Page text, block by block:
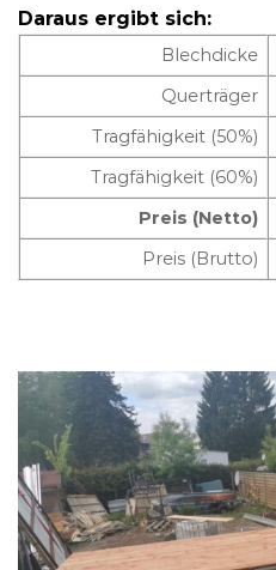
Daraus ergibt sich:
Blechdicke
Querträger
Tragfähigkeit (50%)
Tragfähigkeit (60%)
Preis (Netto)
Preis (Brutto)